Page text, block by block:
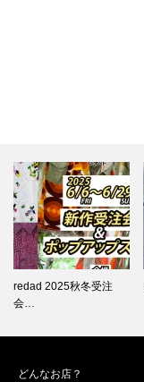
Fire-king 1950年…
どんなお店？